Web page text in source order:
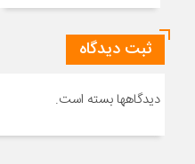
ثبت دیدگاه
دیدگاهها بسته است.